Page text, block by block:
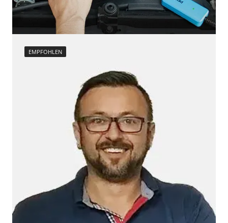
Zurücksetzen der AGR Adaptionswerte
Verfügbarkeit abhängig von Modell, Motorisierung, Ausstattung
und Konfiguration
EMPFOHLEN